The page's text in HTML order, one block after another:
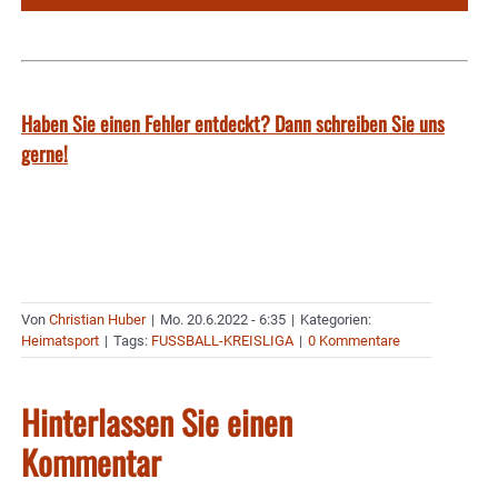
Haben Sie einen Fehler entdeckt? Dann schreiben Sie uns
gerne!
Von Christian Huber | Mo. 20.6.2022 - 6:35 | Kategorien:
Heimatsport | Tags: FUSSBALL-KREISLIGA | 0 Kommentare
Hinterlassen Sie einen
Kommentar